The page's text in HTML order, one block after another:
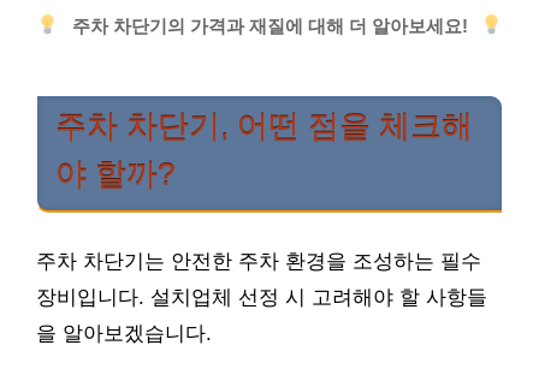
주차 차단기의 가격과 재질에 대해 더 알아보세요!
주차 차단기, 어떤 점을 체크해
야 할까?
주차 차단기는 안전한 주차 환경을 조성하는 필수
장비입니다. 설치업체 선정 시 고려해야 할 사항들
을 알아보겠습니다.